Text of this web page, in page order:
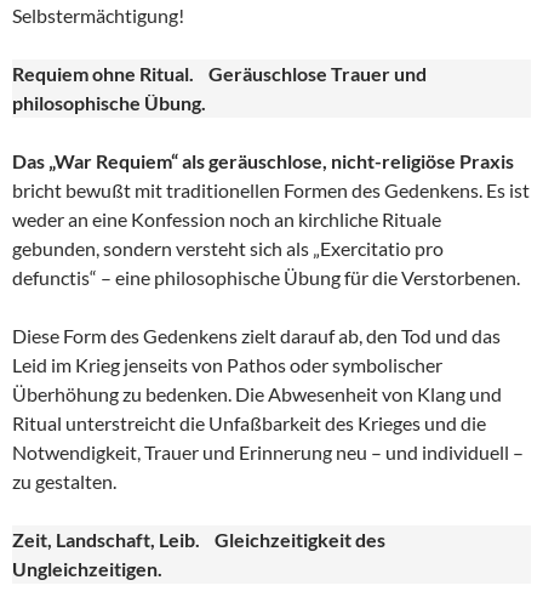
Selbstermächtigung!
Requiem ohne Ritual. Geräuschlose Trauer und
philosophische Übung.
Das „War Requiem“ als geräuschlose, nicht-religiöse Praxis
bricht bewußt mit traditionellen Formen des Gedenkens. Es ist
weder an eine Konfession noch an kirchliche Rituale
gebunden, sondern versteht sich als „Exercitatio pro
defunctis“ – eine philosophische Übung für die Verstorbenen.
Diese Form des Gedenkens zielt darauf ab, den Tod und das
Leid im Krieg jenseits von Pathos oder symbolischer
Überhöhung zu bedenken. Die Abwesenheit von Klang und
Ritual unterstreicht die Unfaßbarkeit des Krieges und die
Notwendigkeit, Trauer und Erinnerung neu – und individuell –
zu gestalten.
Zeit, Landschaft, Leib. Gleichzeitigkeit des
Ungleichzeitigen.